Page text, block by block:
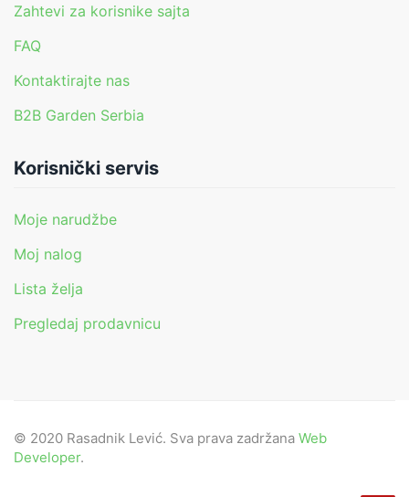
Zahtevi za korisnike sajta
FAQ
Kontaktirajte nas
B2B Garden Serbia
Korisnički servis
Moje narudžbe
Moj nalog
Lista želja
Pregledaj prodavnicu
© 2020 Rasadnik Lević. Sva prava zadržana Web
Developer.